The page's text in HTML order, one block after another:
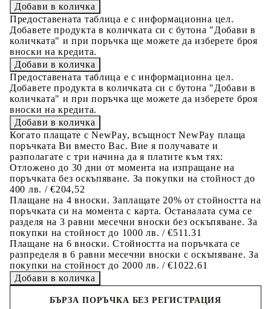
Предоставената таблица е с информационна цел.
Добавете продукта в количката си с бутона "Добави в
количката" и при поръчка ще можете да изберете броя
вноски на кредита.
Предоставената таблица е с информационна цел.
Добавете продукта в количката си с бутона "Добави в
количката" и при поръчка ще можете да изберете броя
вноски на кредита.
Когато плащате с NewPay, всъщност NewPay плаща
поръчката Ви вместо Вас. Вие я получавате и
разполагате с три начина да я платите към тях:
Отложено до 30 дни от момента на изпращане на
поръчката без оскъпяване. За покупки на стойност до
400 лв. / €204,52
Плащане на 4 вноски. Заплащате 20% от стойността на
поръчката си на момента с карта. Останалата сума се
разделя на 3 равни месечни вноски без оскъпяване. За
покупки на стойност до 1000 лв. / €511.31
Плащане на 6 вноски. Стойността на поръчката се
разпределя в 6 равни месечни вноски с оскъпяване. За
покупки на стойност до 2000 лв. / €1022.61
БЪРЗА ПОРЪЧКА БЕЗ РЕГИСТРАЦИЯ